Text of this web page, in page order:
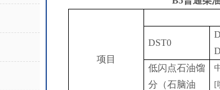
项目
DST0
低闪点石油馏
分（石脑油
[